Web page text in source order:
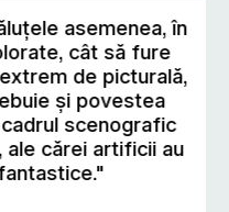
asemenea, în
cât să fure
de picturală,
şi povestea
scenografic
ale cărei artificii au